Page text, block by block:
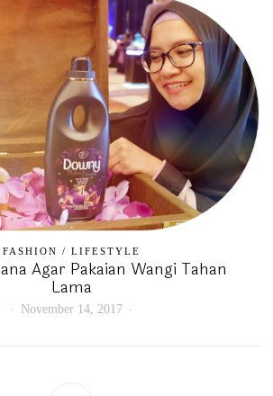
FASHION / LIFESTYLE
Agar Pakaian Wangi Tahan
Lama
November 14, 2017